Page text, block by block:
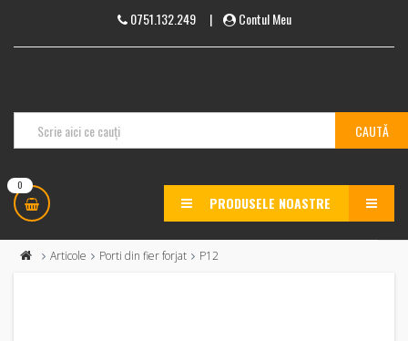
0751.132.249| Contul Meu
0
PRODUSELE NOASTRE MENU
Articole Porti din fier forjat P12